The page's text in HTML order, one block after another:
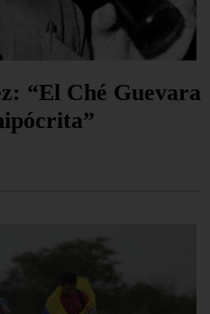
“El Ché Guevara